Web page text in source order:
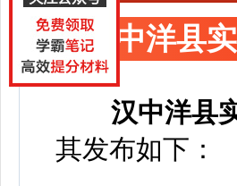
汉中洋县
汉中洋县
其发布如下：